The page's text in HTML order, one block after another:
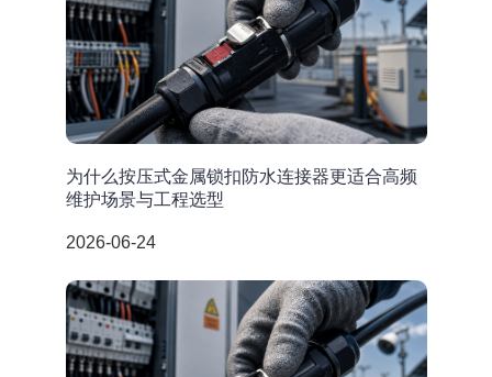
为什么按压式金属锁扣防水连接器更适合高频
维护场景与工程选型
2026-06-24